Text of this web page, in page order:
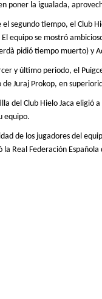
poner la igualada,
el segundo tiempo, el Club
El equipo se mostró
pidió tiempo muerto) y
y último periodo, el
de Juraj Prokop, en
del Club Hielo Jaca eligió a
equipo.
de los jugadores del
la Real Federación